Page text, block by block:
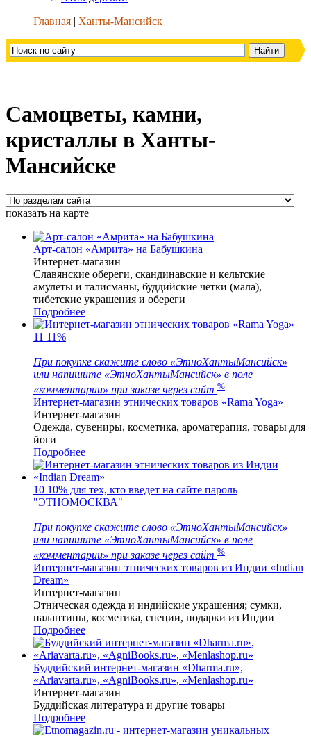
Главная
Ханты-Мансийск
Самоцветы, камни,
кристаллы в Ханты-
Мансийске
показать на карте
Арт-салон «Амрита» на Бабушкина
Интернет-магазин
Славянские обереги, скандинавские и кельтские
амулеты и талисманы, буддийские четки (мала),
тибетские украшения и обереги
Подробнее
11 11%
При покупке скажите слово «ЭтноХантыМансийск»
или напишите «ЭтноХантыМансийск» в поле
«комментарии» при заказе через сайт %
Интернет-магазин этнических товаров «Rama Yoga»
Интернет-магазин
Одежда, сувениры, косметика, ароматерапия, товары для
йоги
Подробнее
10 10% для тех, кто введет на сайте пароль
"ЭТНОМОСКВА"
При покупке скажите слово «ЭтноХантыМансийск»
или напишите «ЭтноХантыМансийск» в поле
«комментарии» при заказе через сайт %
Интернет-магазин этнических товаров из Индии «Indian
Dream»
Интернет-магазин
Этническая одежда и индийские украшения; сумки,
палантины, косметика, специи, подарки из Индии
Подробнее
Буддийский интернет-магазин «Dharma.ru»,
«Ariavarta.ru», «AgniBooks.ru», «Menlashop.ru»
Интернет-магазин
Буддийская литература и другие товары
Подробнее